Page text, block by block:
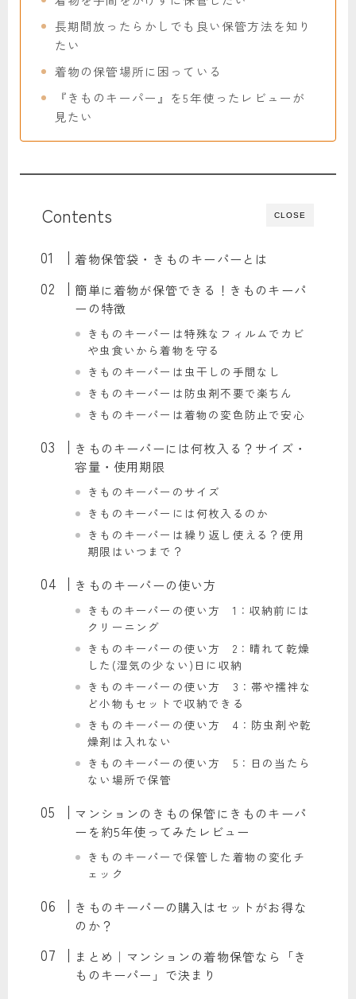
長期間放ったらかしでも良い保管方法を知り
たい
着物の保管場所に困っている
『きものキーパー』を5年使ったレビューが
見たい
CLOSE
Contents
着物保管袋・きものキーパーとは
簡単に着物が保管できる！きものキーパ
ーの特徴
きものキーパーは特殊なフィルムでカビ
や虫食いから着物を守る
きものキーパーは虫干しの手間なし
きものキーパーは防虫剤不要で楽ちん
きものキーパーは着物の変色防止で安心
きものキーパーには何枚入る？サイズ・
容量・使用期限
きものキーパーのサイズ
きものキーパーには何枚入るのか
きものキーパーは繰り返し使える？使用
期限はいつまで？
きものキーパーの使い方
きものキーパーの使い方 1：収納前には
クリーニング
きものキーパーの使い方 2：晴れて乾燥
した(湿気の少ない)日に収納
きものキーパーの使い方 3：帯や襦袢な
ど小物もセットで収納できる
きものキーパーの使い方 4：防虫剤や乾
燥剤は入れない
きものキーパーの使い方 5：日の当たら
ない場所で保管
マンションのきもの保管にきものキーパ
ーを約5年使ってみたレビュー
きものキーパーで保管した着物の変化チ
ェック
きものキーパーの購入はセットがお得な
のか？
まとめ｜マンションの着物保管なら「き
ものキーパー」で決まり